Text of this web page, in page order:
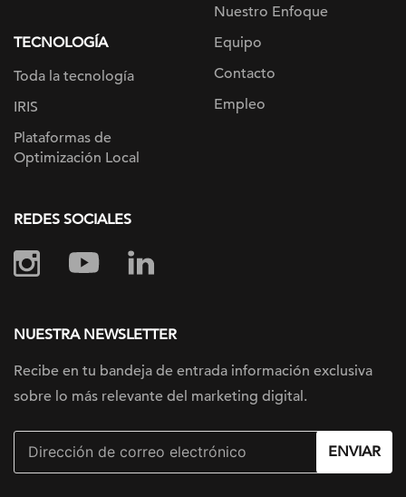
TECNOLOGÍA
Toda la tecnología
IRIS
Plataformas de
Optimización Local
Nuestro Enfoque
Equipo
Contacto
Empleo
REDES SOCIALES
NUESTRA NEWSLETTER
Recibe en tu bandeja de entrada información exclusiva
sobre lo más relevante del marketing digital.
ENVIAR